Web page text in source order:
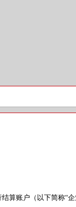
算账户（以下简称“企